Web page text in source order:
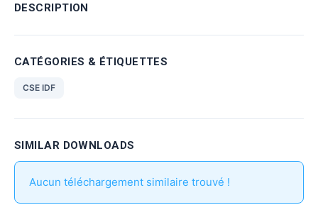
DESCRIPTION
CATÉGORIES & ÉTIQUETTES
CSE IDF
SIMILAR DOWNLOADS
Aucun téléchargement similaire trouvé !